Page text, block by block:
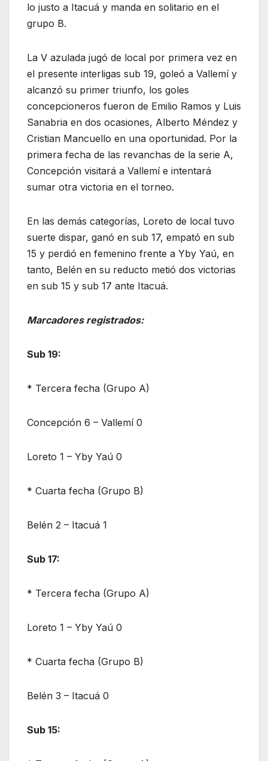
lo justo a Itacuá y manda en solitario en el
grupo B.
La V azulada jugó de local por primera vez en
el presente interligas sub 19, goleó a Vallemí y
alcanzó su primer triunfo, los goles
concepcioneros fueron de Emilio Ramos y Luis
Sanabria en dos ocasiones, Alberto Méndez y
Cristian Mancuello en una oportunidad. Por la
primera fecha de las revanchas de la serie A,
Concepción visitará a Vallemí e intentará
sumar otra victoria en el torneo.
En las demás categorías, Loreto de local tuvo
suerte dispar, ganó en sub 17, empató en sub
15 y perdió en femenino frente a Yby Yaú, en
tanto, Belén en su reducto metió dos victorias
en sub 15 y sub 17 ante Itacuá.
Marcadores registrados:
Sub 19:
* Tercera fecha (Grupo A)
Concepción 6 – Vallemí 0
Loreto 1 – Yby Yaú 0
* Cuarta fecha (Grupo B)
Belén 2 – Itacuá 1
Sub 17:
* Tercera fecha (Grupo A)
Loreto 1 – Yby Yaú 0
* Cuarta fecha (Grupo B)
Belén 3 – Itacuá 0
Sub 15: